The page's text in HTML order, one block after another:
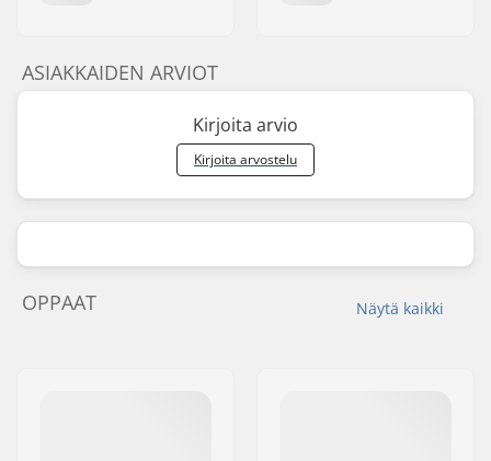
ASIAKKAIDEN ARVIOT
Kirjoita arvio
Kirjoita arvostelu
Näytä kaikki
OPPAAT